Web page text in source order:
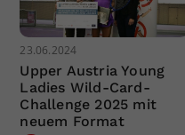
23.06.2024
Upper Austria Young
Ladies Wild-Card-
Challenge 2025 mit
neuem Format